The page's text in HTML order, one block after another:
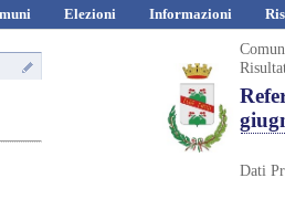
Elezioni Informazioni
Dati